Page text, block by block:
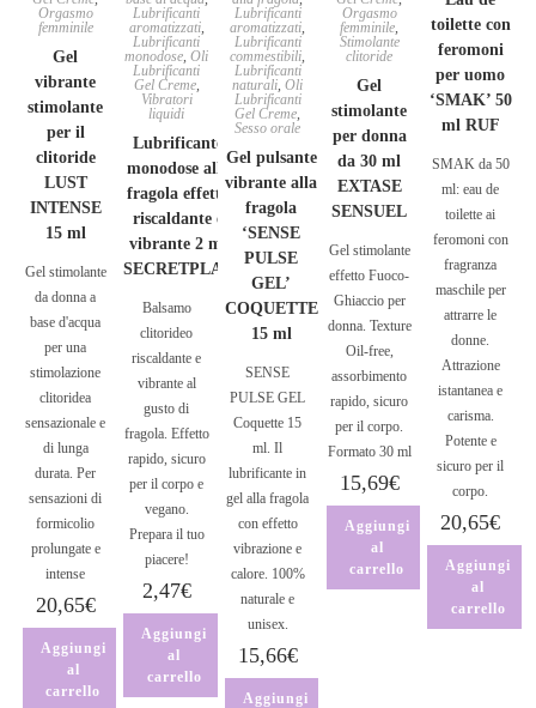
Orgasmo
femminile
Gel
vibrante
stimolante
per il
clitoride
LUST
INTENSE
15 ml
Gel stimolante
da donna a
base d'acqua
per una
stimolazione
clitoridea
sensazionale e
di lunga
durata. Per
sensazioni di
formicolio
prolungate e
intense
20,65€
Aggiungi
al
carrello
Lubrificanti
aromatizzati,
Lubrificanti
monodose,Oli
Lubrificanti
Gel Creme,
Vibratori
liquidi
Lubrificante
monodose alla
fragola effetto
riscaldante e
vibrante 2 ml
SECRETPLAY
Balsamo
clitorideo
riscaldante e
vibrante al
gusto di
fragola. Effetto
rapido, sicuro
per il corpo e
vegano.
Prepara il tuo
piacere!
2,47€
Aggiungi
al
carrello
Lubrificanti
aromatizzati,
Lubrificanti
commestibili,
Lubrificanti
naturali,Oli
Lubrificanti
Gel Creme,
Sesso orale
Gel pulsante
vibrante alla
fragola
‘SENSE
PULSE
GEL’
COQUETTE
15 ml
SENSE
PULSE GEL
Coquette 15
ml. Il
lubrificante in
gel alla fragola
con effetto
vibrazione e
calore. 100%
naturale e
unisex.
15,66€
Aggiungi
Orgasmo
femminile,
Stimolante
clitoride
Gel
stimolante
per donna
da 30 ml
EXTASE
SENSUEL
Gel stimolante
effetto Fuoco-
Ghiaccio per
donna. Texture
Oil-free,
assorbimento
rapido, sicuro
per il corpo.
Formato 30 ml
15,69€
Aggiungi
al
carrello
toilette con
feromoni
per uomo
‘SMAK’ 50
ml RUF
SMAK da 50
ml: eau de
toilette ai
feromoni con
fragranza
maschile per
attrarre le
donne.
Attrazione
istantanea e
carisma.
Potente e
sicuro per il
corpo.
20,65€
Aggiungi
al
carrello